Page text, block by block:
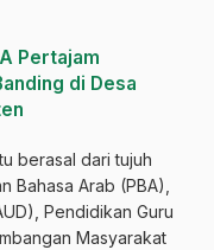
Pertajam
di Desa
berasal dari tujuh
Bahasa Arab (PBA),
Pendidikan Guru
Masyarakat